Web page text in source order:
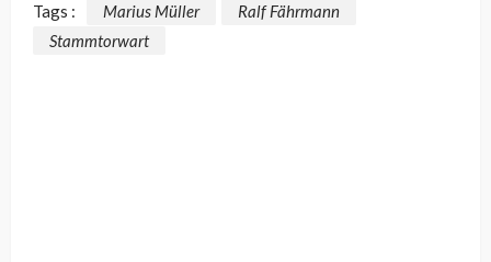
Tags : Marius Müller
Ralf Fährmann
Stammtorwart